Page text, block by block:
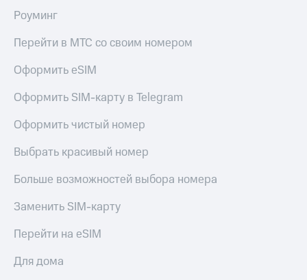
приложения
Инвестиции
Получайте
онлайн
Покупка
полисов
онлайн
Скидка 30%
на связь
С картой
Деньги
пополнения
Скидка
на связь
Тарифы
РИИЛ
и МТС Супер
дешевле
при оплате
с карты
МТС Деньги
Обзоры
Роуминг
Перейти в МТС со своим номером
Оформить eSIM
Оформить SIM-карту в Telegram
Оформить чистый номер
Выбрать красивый номер
Больше возможностей выбора номера
Заменить SIM-карту
Перейти на eSIM
Для дома